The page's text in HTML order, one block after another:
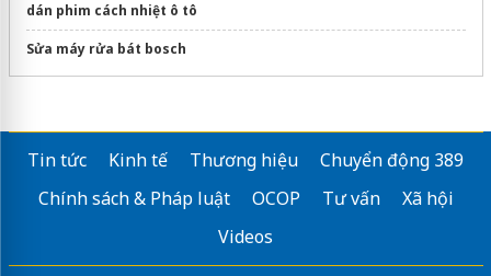
dán phim cách nhiệt ô tô
Sửa máy rửa bát bosch
Tin tức Kinh tế Thương hiệu
Chuyển động 389
Chính sách & Pháp luật
OCOP Tư vấn
Xã hội
Videos